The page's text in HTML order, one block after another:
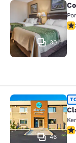
Comfort
30
Clarion
46